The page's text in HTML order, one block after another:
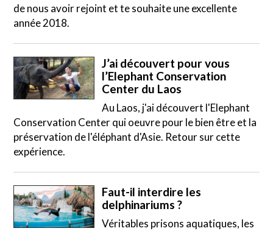
de nous avoir rejoint et te souhaite une excellente
année 2018.
J’ai découvert pour vous
l’Elephant Conservation
Center du Laos
Au Laos, j'ai découvert l'Elephant
Conservation Center qui oeuvre pour le bien être et la
préservation de l'éléphant d'Asie. Retour sur cette
expérience.
Faut-il interdire les
delphinariums ?
Véritables prisons aquatiques, les